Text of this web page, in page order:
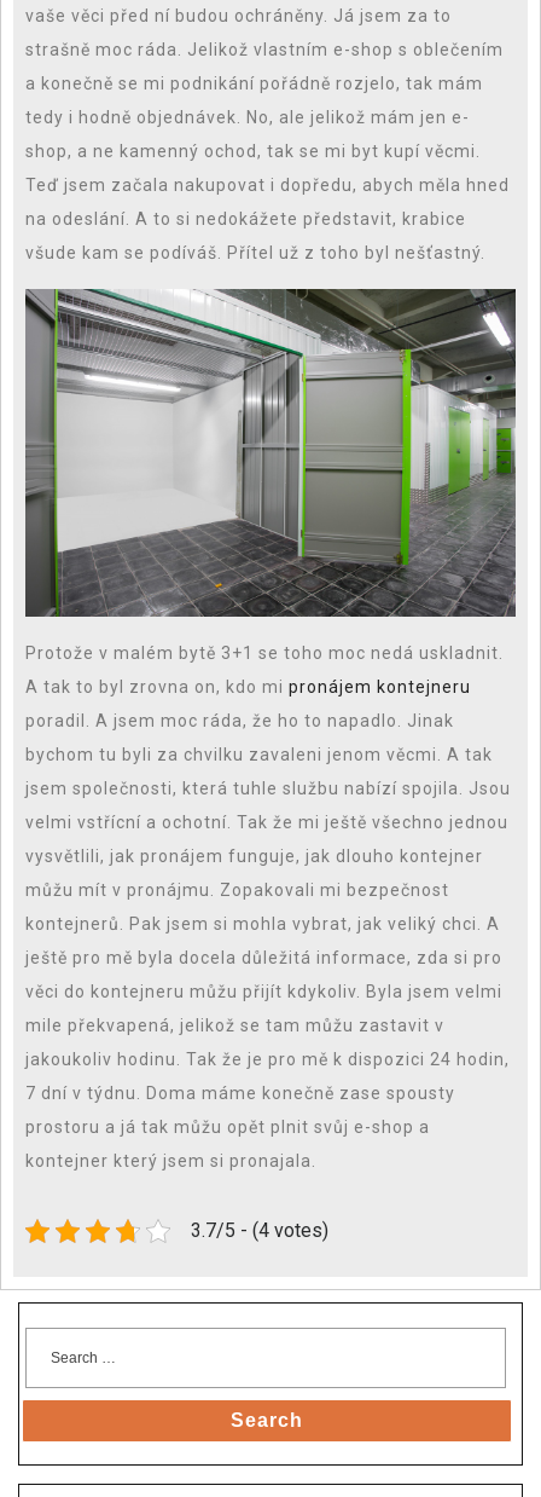
vaše věci před ní budou ochráněny. Já jsem za to
strašně moc ráda. Jelikož vlastním e-shop s oblečením
a konečně se mi podnikání pořádně rozjelo, tak mám
tedy i hodně objednávek. No, ale jelikož mám jen e-
shop, a ne kamenný ochod, tak se mi byt kupí věcmi.
Teď jsem začala nakupovat i dopředu, abych měla hned
na odeslání. A to si nedokážete představit, krabice
všude kam se podíváš. Přítel už z toho byl nešťastný.
Protože v malém bytě 3+1 se toho moc nedá uskladnit.
A tak to byl zrovna on, kdo mi pronájem kontejneru
poradil. A jsem moc ráda, že ho to napadlo. Jinak
bychom tu byli za chvilku zavaleni jenom věcmi. A tak
jsem společnosti, která tuhle službu nabízí spojila. Jsou
velmi vstřícní a ochotní. Tak že mi ještě všechno jednou
vysvětlili, jak pronájem funguje, jak dlouho kontejner
můžu mít v pronájmu. Zopakovali mi bezpečnost
kontejnerů. Pak jsem si mohla vybrat, jak veliký chci. A
ještě pro mě byla docela důležitá informace, zda si pro
věci do kontejneru můžu přijít kdykoliv. Byla jsem velmi
mile překvapená, jelikož se tam můžu zastavit v
jakoukoliv hodinu. Tak že je pro mě k dispozici 24 hodin,
7 dní v týdnu. Doma máme konečně zase spousty
prostoru a já tak můžu opět plnit svůj e-shop a
kontejner který jsem si pronajala.
3.7/5 - (4 votes)
Search